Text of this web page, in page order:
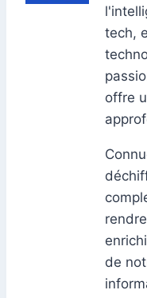
tech,
offre
de